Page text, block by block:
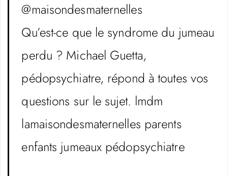
@maisondesmaternelles
Qu’est-ce que le syndrome du jumeau
perdu ? Michael Guetta,
pédopsychiatre, répond à toutes vos
questions sur le sujet. lmdm
lamaisondesmaternelles parents
enfants jumeaux pédopsychiatre